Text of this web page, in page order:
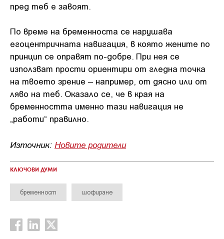
пред теб е завоят.
По време на бременноста се нарушава
егоцентричната навигация, в която жените по
принцип се оправят по-добре. При нея се
използват прости ориентири от гледна точка
на твоето зрение – например, от дясно или от
ляво на теб. Оказало се, че в края на
бременността именно тази навигация не
„работи“ правилно.
Източник: Новите родители
КЛЮЧОВИ ДУМИ
бременност шофиране